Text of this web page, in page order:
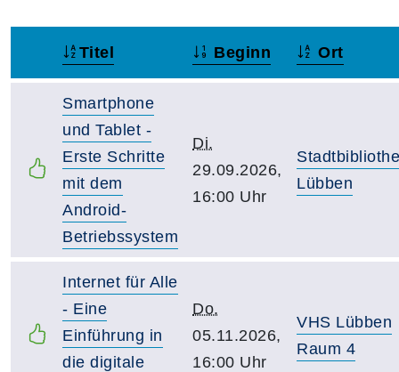
Titel Beginn Ort
Smartphone
und Tablet -
Erste Schritte
mit dem
Android-
Betriebssystem
Di.
29.09.2026,
16:00 Uhr
Lübben
Internet für Alle
- Eine
Einführung in
die digitale
Do.
05.11.2026,
16:00 Uhr
VHS Lübben
Raum 4